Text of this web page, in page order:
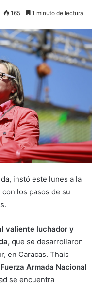
165 1 minuto de lectura
instó este lunes a la
los pasos de su
valiente luchador y
que se desarrollaron
en Caracas. Thais
Fuerza Armada Nacional
se encuentra